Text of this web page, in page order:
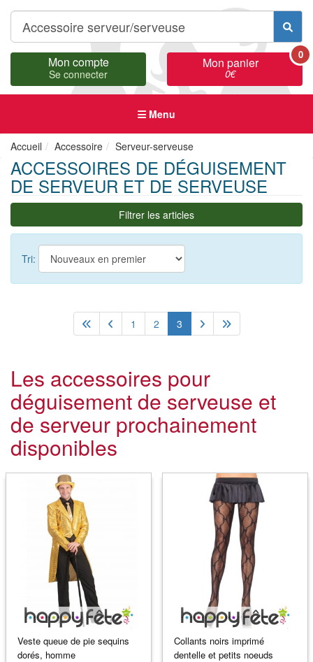
Mon compte
Se connecter
Mon panier
0€
0
Menu
Accueil Accessoire Serveur-serveuse
ACCESSOIRES DE DÉGUISEMENT
DE SERVEUR ET DE SERVEUSE
Filtrer les articles
Tri:
1 2 3
Les accessoires pour
déguisement de serveuse et
de serveur prochainement
disponibles
Veste queue de pie sequins
dorés, homme
Collants noirs imprimé
dentelle et petits noeuds